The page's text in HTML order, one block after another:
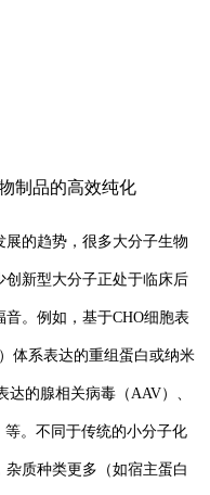
制品的高效纯化
展的趋势，很多大分子生物
创新型大分子正处于临床后
。例如，基于CHO细胞表
） 体系表达的重组蛋白或纳米
达的腺相关病毒（AAV）、
。 不同于传统的小分子化
杂质种类更多 （如宿主蛋白